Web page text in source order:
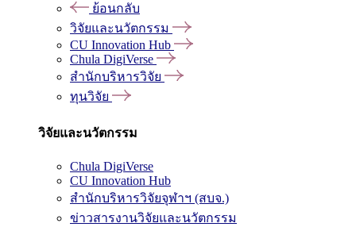
ย้อนกลับ
วิจัยและนวัตกรรม
CU Innovation Hub
Chula DigiVerse
สำนักบริหารวิจัย
ทุนวิจัย
วิจัยและนวัตกรรม
Chula DigiVerse
CU Innovation Hub
สำนักบริหารวิจัยจุฬาฯ (สบจ.)
ข่าวสารงานวิจัยและนวัตกรรม